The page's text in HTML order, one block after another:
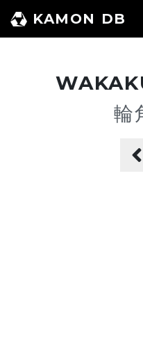
ン
KAMON DB
輪